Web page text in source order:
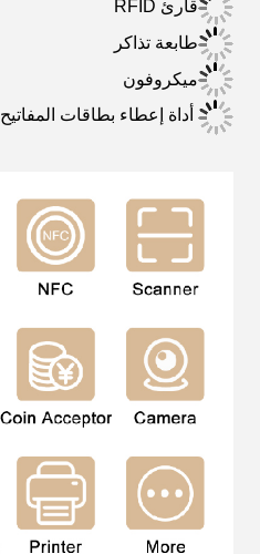
قارئ RFID
طابعة تذاكر
ميكروفون
أداة إعطاء بطاقات المفاتيح